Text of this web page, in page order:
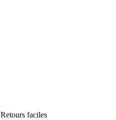
Retours faciles